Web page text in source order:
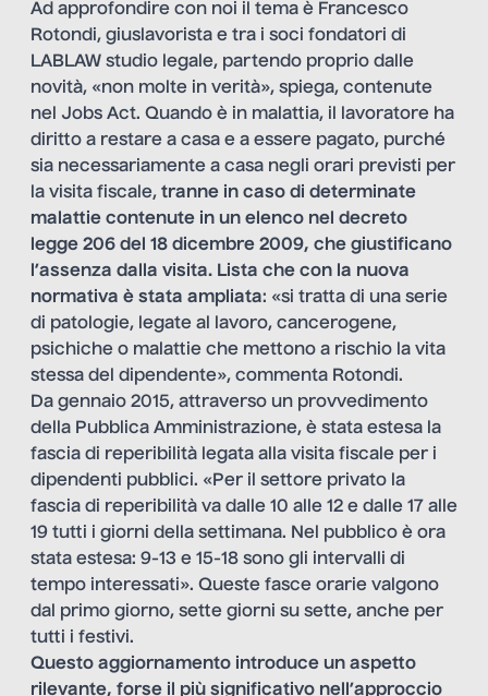
Ad approfondire con noi il tema è Francesco
Rotondi, giuslavorista e tra i soci fondatori di
LABLAW studio legale, partendo proprio dalle
novità, «non molte in verità», spiega, contenute
nel Jobs Act. Quando è in malattia, il lavoratore ha
diritto a restare a casa e a essere pagato, purché
sia necessariamente a casa negli orari previsti per
la visita fiscale, tranne in caso di determinate
malattie contenute in un elenco nel decreto
legge 206 del 18 dicembre 2009, che giustificano
l’assenza dalla visita. Lista che con la nuova
normativa è stata ampliata: «si tratta di una serie
di patologie, legate al lavoro, cancerogene,
psichiche o malattie che mettono a rischio la vita
stessa del dipendente», commenta Rotondi.
Da gennaio 2015, attraverso un provvedimento
della Pubblica Amministrazione, è stata estesa la
fascia di reperibilità legata alla visita fiscale per i
dipendenti pubblici. «Per il settore privato la
fascia di reperibilità va dalle 10 alle 12 e dalle 17 alle
19 tutti i giorni della settimana. Nel pubblico è ora
stata estesa: 9-13 e 15-18 sono gli intervalli di
tempo interessati». Queste fasce orarie valgono
dal primo giorno, sette giorni su sette, anche per
tutti i festivi.
Questo aggiornamento introduce un aspetto
rilevante, forse il più significativo nell’approccio